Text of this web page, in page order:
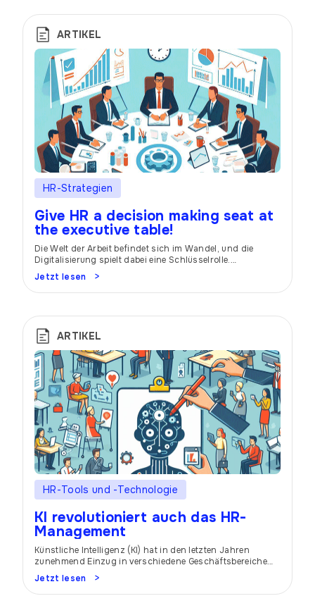
ARTIKEL
HR-Strategien
Give HR a decision making seat at
the executive table!
Die Welt der Arbeit befindet sich im Wandel, und die
Digitalisierung spielt dabei eine Schlüsselrolle.
Insbesondere im Bereich Human Resources verändert die
Digitalisierung grundlegend, wie Aufgaben bewältigt
werden. Die Einführung digitaler Tools gepaart
Entscheidungen zu treffen, sind nicht mehr nur
wünschenswerte Zusatzkompetenzen, sondern zentrale
Anforderungen an HR-Fachkräfte. HR als […]
Jetzt lesen
ARTIKEL
HR-Tools und -Technologie
KI revolutioniert auch das HR-
Management
Künstliche Intelligenz (KI) hat in den letzten Jahren
zunehmend Einzug in verschiedene Geschäftsbereiche
gehalten, und das HR-Management bildet dabei keine
Ausnahme. Durch die Integration von KI-Technologien in
HR-Prozesse können Unternehmen ihre Effizienz
Jetzt lesen